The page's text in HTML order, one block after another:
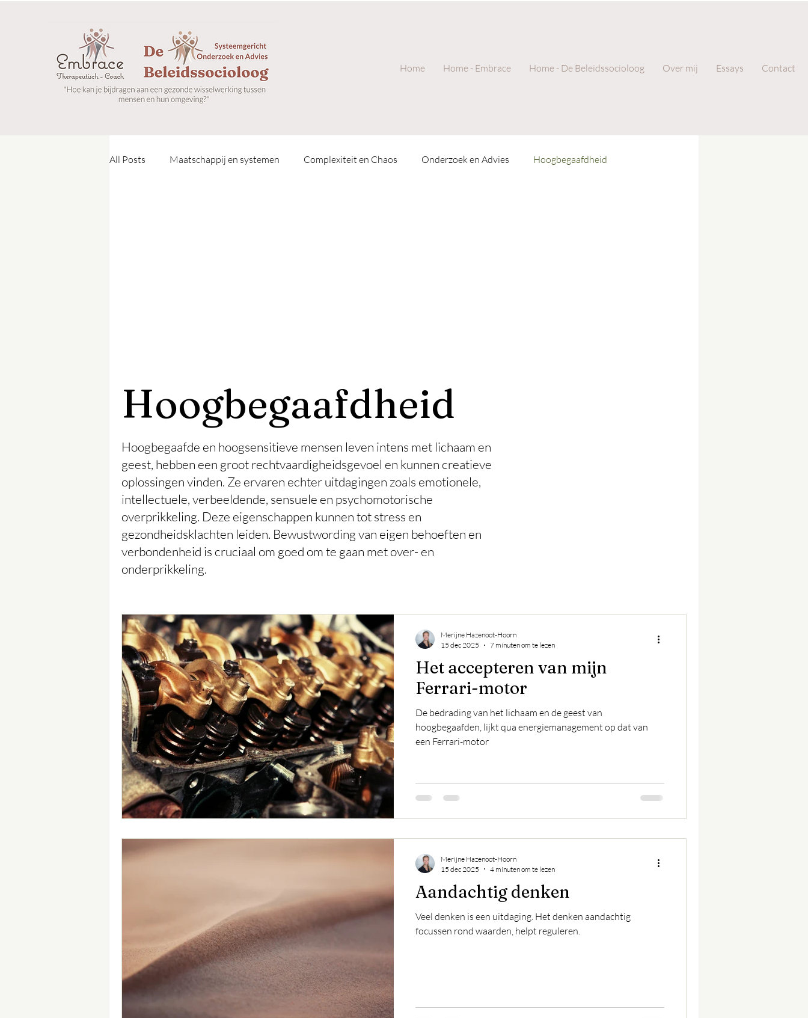
Home Home - Embrace Home - De Beleidssocioloog Over mij Essays Contact
All Posts Maatschappij en systemen Complexiteit en Chaos Onderzoek en Advies Hoogbegaafdheid
Hoogbegaafdheid
Hoogbegaafde en hoogsensitieve mensen leven intens met lichaam en
geest, hebben een groot rechtvaardigheidsgevoel en kunnen creatieve
oplossingen vinden. Ze ervaren echter uitdagingen zoals emotionele,
intellectuele, verbeeldende, sensuele en psychomotorische
overprikkeling. Deze eigenschappen kunnen tot stress en
gezondheidsklachten leiden. Bewustwording van eigen behoeften en
verbondenheid is cruciaal om goed om te gaan met over- en
onderprikkeling.
Het accepteren van mijn
Ferrari-motor
De bedrading van het lichaam en de geest van
hoogbegaafden, lijkt qua energiemanagement op dat van
een Ferrari-motor
Merijne Hazenoot-Hoorn
15 dec 2025
7 minuten om te lezen
Aandachtig denken
Veel denken is een uitdaging. Het denken aandachtig
focussen rond waarden, helpt reguleren.
Merijne Hazenoot-Hoorn
15 dec 2025
4 minuten om te lezen